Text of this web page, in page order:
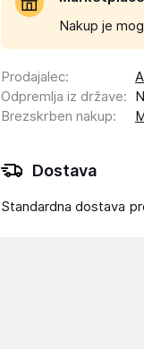
Nakup je
Prodajalec:
Odpremlja iz države:
Brezskrben nakup:
Dostava
Standardna dostava